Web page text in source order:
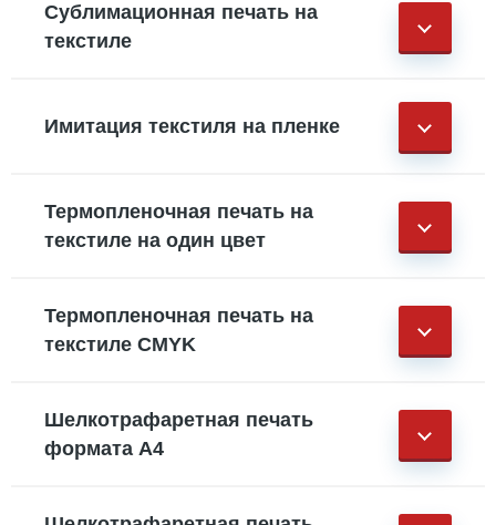
Сублимационная печать на
текстиле
Имитация текстиля на пленке
Термопленочная печать на
текстиле на один цвет
Термопленочная печать на
текстиле CMYK
Шелкотрафаретная печать
формата А4